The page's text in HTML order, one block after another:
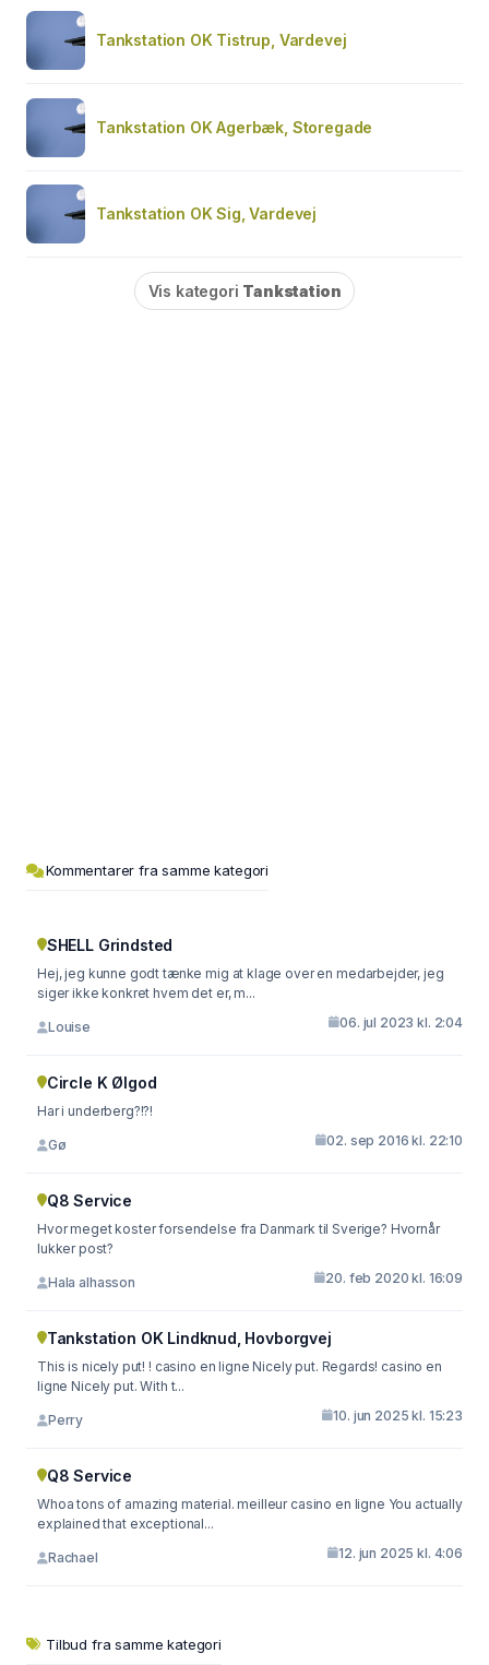
Tankstation OK Tistrup, Vardevej
Tankstation OK Agerbæk, Storegade
Tankstation OK Sig, Vardevej
Vis kategori Tankstation
Kommentarer fra samme kategori
SHELL Grindsted
Hej, jeg kunne godt tænke mig at klage over en medarbejder, jeg
siger ikke konkret hvem det er, m...
Louise 06. jul 2023 kl. 2:04
Circle K Ølgod
Har i underberg?!?!
Gø 02. sep 2016 kl. 22:10
Q8 Service
Hvor meget koster forsendelse fra Danmark til Sverige? Hvornår
lukker post?
Hala alhasson 20. feb 2020 kl. 16:09
Tankstation OK Lindknud, Hovborgvej
This is nicely put! ! casino en ligne Nicely put. Regards! casino en
ligne Nicely put. With t...
Perry 10. jun 2025 kl. 15:23
Q8 Service
Whoa tons of amazing material. meilleur casino en ligne You actually
explained that exceptional...
Rachael 12. jun 2025 kl. 4:06
Tilbud fra samme kategori